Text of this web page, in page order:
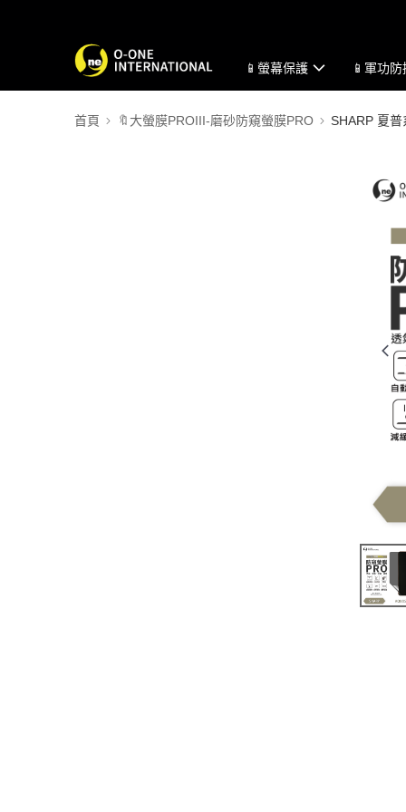
📱螢幕保護 📱軍功
首頁 🔖大螢膜PROIII-磨砂防窺螢膜PRO SHARP 夏普